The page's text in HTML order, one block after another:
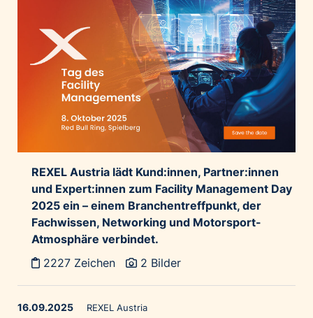
REXEL Austria lädt Kund:innen, Partner:innen
und Expert:innen zum Facility Management Day
2025 ein – einem Branchentreffpunkt, der
Fachwissen, Networking und Motorsport-
Atmosphäre verbindet.
2227 Zeichen
2 Bilder
16.09.2025 REXEL Austria